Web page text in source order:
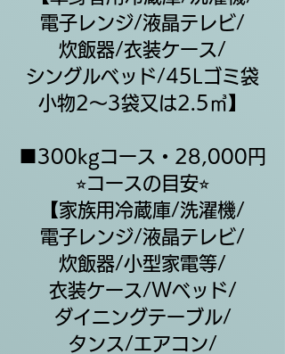
電子レンジ/液晶テレビ/
​炊飯器/衣装ケース/
​シングルベッド/45Lゴミ袋
小物2〜3袋又は2.5㎥】
■300kgコース・28,000円
⭐︎コースの目安⭐︎
【家族用冷蔵庫/洗濯機/
電子レンジ/液晶テレビ/
炊飯器/小型家電等/
衣装ケース/Wベッド/
​ダイニングテーブル/
タンス/エアコン/